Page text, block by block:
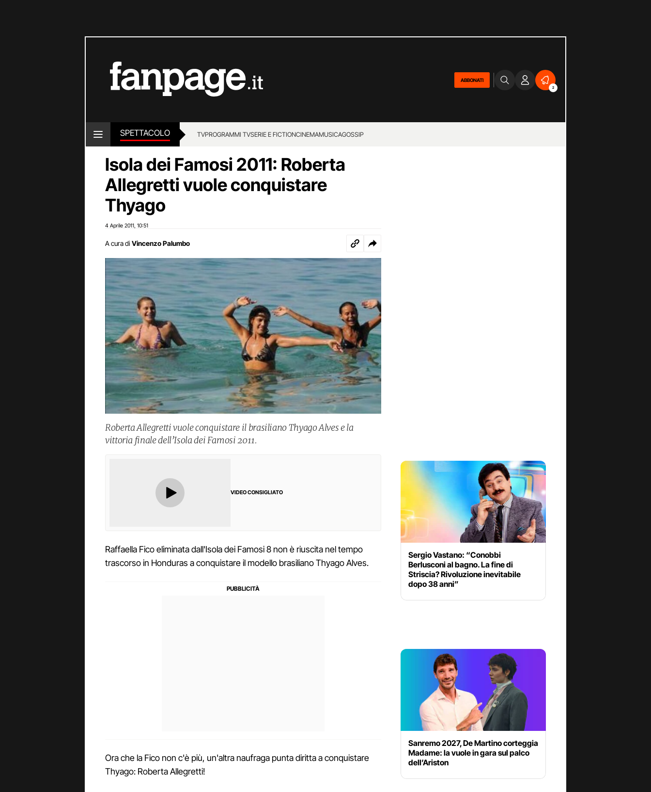
ABBONATI
2
SPETTACOLO TVPROGRAMMI TVSERIE E FICTIONCINEMAMUSICAGOSSIP
Isola dei Famosi 2011: Roberta
Allegretti vuole conquistare
Thyago
4 Aprile 2011 10:51
A cura di Vincenzo Palumbo
Roberta Allegretti vuole conquistare il brasiliano Thyago Alves e la
vittoria finale dell’Isola dei Famosi 2011.
VIDEO CONSIGLIATO
Raffaella Fico eliminata dall'Isola dei Famosi 8 non è riuscita nel tempo
trascorso in Honduras a conquistare il modello brasiliano Thyago Alves.
Ora che la Fico non c'è più, un'altra naufraga punta diritta a conquistare
Thyago: Roberta Allegretti!
Sergio Vastano: “Conobbi
Berlusconi al bagno. La fine di
Striscia? Rivoluzione inevitabile
dopo 38 anni”
Sanremo 2027, De Martino corteggia
Madame: la vuole in gara sul palco
dell’Ariston